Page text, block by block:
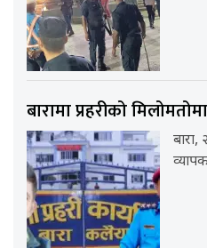
बारामा प्रहरीको
बारा,